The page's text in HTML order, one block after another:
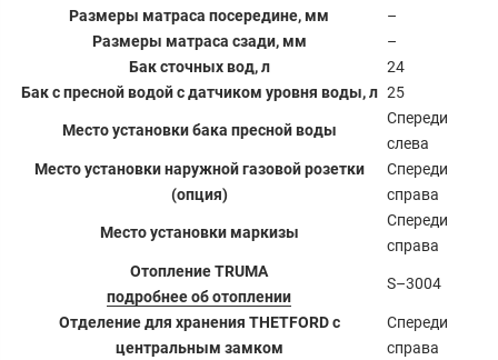
Размеры матраса посередине, мм
–
Размеры матраса сзади, мм
–
Бак сточных вод, л
24
Бак с пресной водой с датчиком уровня воды, л 25
Место установки бака пресной воды
Спереди
слева
Место установки наружной газовой розетки
(опция)
Спереди
справа
Место установки маркизы
Спереди
справа
Отопление TRUMA
подробнее об отоплении
S–3004
Отделение для хранения THETFORD с
центральным замком
Спереди
справа